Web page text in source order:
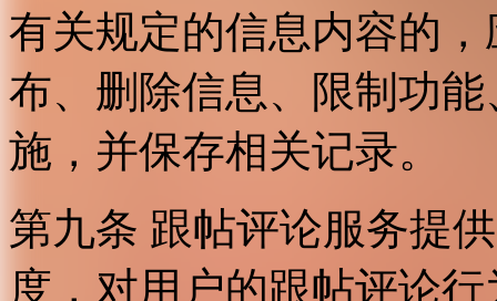
有关规定的信息内容的
布、删除信息、限制功
施，并保存相关记录。
第九条 跟帖评论服务提
度，对用户的跟帖评论